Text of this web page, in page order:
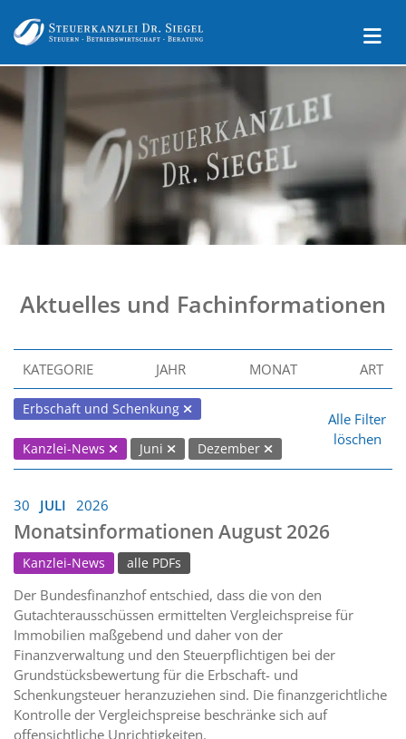
Aktuelles und Fachinformationen
KATEGORIE JAHR MONAT ART
Erbschaft und Schenkung
Kanzlei-News Juni Dezember
Alle Filter
löschen
30 JULI 2026
Monatsinformationen August 2026
Kanzlei-News alle PDFs
Der Bundesfinanzhof entschied, dass die von den
Gutachterausschüssen ermittelten Vergleichspreise für
Immobilien maßgebend und daher von der
Finanzverwaltung und den Steuerpflichtigen bei der
Grundstücksbewertung für die Erbschaft- und
Schenkungsteuer heranzuziehen sind. Die finanzgerichtliche
Kontrolle der Vergleichspreise beschränke sich auf
offensichtliche Unrichtigkeiten.